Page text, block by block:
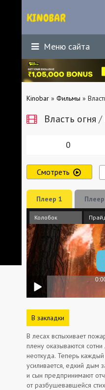
Меню сайта
Kinobar » Фильмы »
Власть огня /
0
Смотреть
Плеер 1
Колобок
В закладки
В лесах вспыхивает
плену оказываются
неоткуда. Теперь
усиливается, едкий дым
и сын предпринимают
от разбушевавшейся